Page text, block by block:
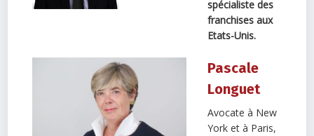
spécialiste des
franchises aux
Etats-Unis.
Pascale
Longuet
Avocate à New
York et à Paris,